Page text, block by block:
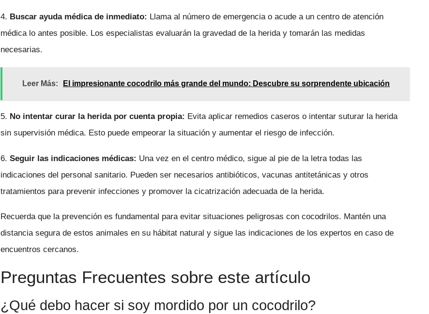
4. Buscar ayuda médica de inmediato: Llama al número de emergencia o acude a un centro de atención
médica lo antes posible. Los especialistas evaluarán la gravedad de la herida y tomarán las medidas
necesarias.
Leer Más: El impresionante cocodrilo más grande del mundo: Descubre su sorprendente ubicación
5. No intentar curar la herida por cuenta propia: Evita aplicar remedios caseros o intentar suturar la herida
sin supervisión médica. Esto puede empeorar la situación y aumentar el riesgo de infección.
6.Seguir las indicaciones médicas: Una vez en el centro médico, sigue al pie de la letra todas las
indicaciones del personal sanitario. Pueden ser necesarios antibióticos, vacunas antitetánicas y otros
tratamientos para prevenir infecciones y promover la cicatrización adecuada de la herida.
Recuerda que la prevención es fundamental para evitar situaciones peligrosas con cocodrilos. Mantén una
distancia segura de estos animales en su hábitat natural y sigue las indicaciones de los expertos en caso de
encuentros cercanos.
Preguntas Frecuentes sobre este artículo
¿Qué debo hacer si soy mordido por un cocodrilo?